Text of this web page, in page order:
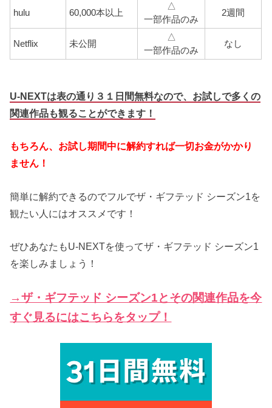
hulu 60,000本以上
△
一部作品のみ
2週間
Netflix 未公開
△
一部作品のみ
なし
U-NEXTは表の通り３１日間無料なので、お試しで多くの
関連作品も観ることができます！
もちろん、お試し期間中に解約すれば一切お金がかかり
ません！
簡単に解約できるのでフルでザ・ギフテッド シーズン1を
観たい人にはオススメです！
ぜひあなたもU-NEXTを使ってザ・ギフテッド シーズン1
を楽しみましょう！
→ザ・ギフテッド シーズン1とその関連作品を今
すぐ見るにはこちらをタップ！